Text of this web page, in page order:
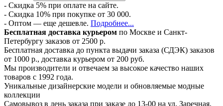
- Скидка 5% при оплате на сайте.
- Скидка 10% при покупке от 30 000.
- Оптом — еще дешевле. Подробнее...
Бесплатная доставка курьером по Москве и Санкт-
Петербургу заказов от 2500 р.
Бесплатная доставка до пункта выдачи заказа (СДЭК) заказов
от 1000 р., доставка курьером от 200 руб.
Мы производители и отвечаем за высокое качество наших
товаров с 1992 года.
Уникальные дизайнерские модели и обновляемые модные
коллекции
Самовывоз в день заказа при заказе до 13-00 на ул. Заречная,